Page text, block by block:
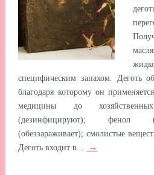
специфическим запахом. Деготь
благодаря которому он
медицины до
(дезинфицируют); фенол
(обеззараживает); смолистые
Деготь входит в...
→